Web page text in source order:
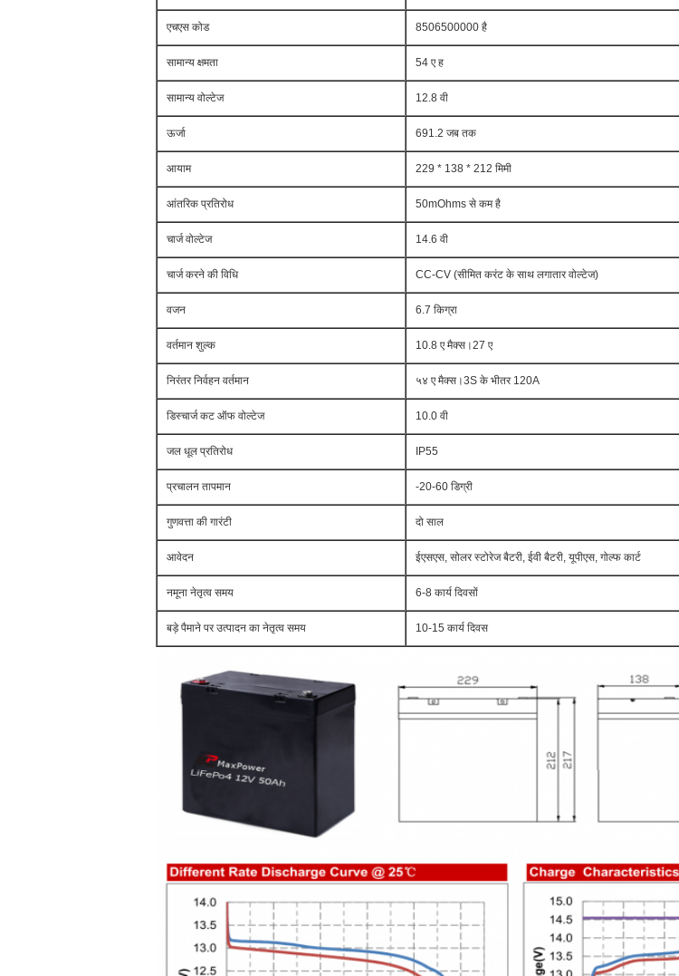
एचएस कोड 8506500000 है
सामान्य क्षमता 54 ए ह
सामान्य वोल्टेज 12.8 वी
ऊर्जा 691.2 जब तक
आयाम 229 * 138 * 212 मिमी
आंतरिक प्रतिरोध 50mOhms से कम है
चार्ज वोल्टेज 14.6 वी
चार्ज करने की विधि CC-CV (सीमित करंट के साथ लगातार वोल्टेज)
वजन 6.7 किग्रा
वर्तमान शुल्क 10.8 ए मैक्स।27 ए
निरंतर निर्वहन वर्तमान ५४ ए मैक्स।3S के भीतर 120A
डिस्चार्ज कट ऑफ वोल्टेज 10.0 वी
जल धूल प्रतिरोध IP55
प्रचालन तापमान -20-60 डिग्री
गुणवत्ता की गारंटी दो साल
आवेदन ईएसएस, सोलर स्टोरेज बैटरी, ईवी बैटरी, यूपीएस, गोल्फ कार्ट
नमूना नेतृत्व समय 6-8 कार्य दिवसों
बड़े पैमाने पर उत्पादन का नेतृत्व समय 10-15 कार्य दिवस